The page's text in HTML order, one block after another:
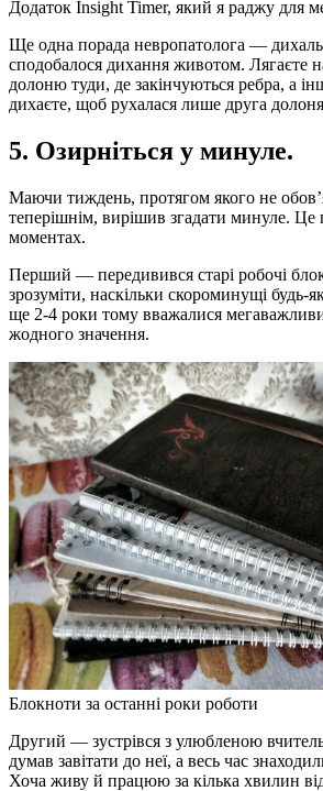
Додаток Insight Timer, який я раджу для
Ще одна порада невропатолога —
сподобалося дихання животом. Лягаєте
долоню туди, де закінчуються ребра, а
дихаєте, щоб рухалася лише друга
5. Озирніться у минуле.
Маючи тиждень, протягом якого не
теперішнім, вирішив згадати минуле. Це
моментах.
Перший — передивився старі робочі
зрозуміти, наскільки скороминущі будь-
ще 2-4 роки тому вважалися
жодного значення.
Блокноти за останні роки роботи
Другий — зустрівся з улюбленою
думав завітати до неї, а весь час
Хоча живу й працюю за кілька хвилин